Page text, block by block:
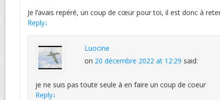
Je l’avais repéré, un coup de cœur pour toi, il est donc à
Reply↓
Luocine
on 20 décembre 2022 at 12:29 said:
je ne suis pas toute seule à en faire un coup de coeur
Reply↓